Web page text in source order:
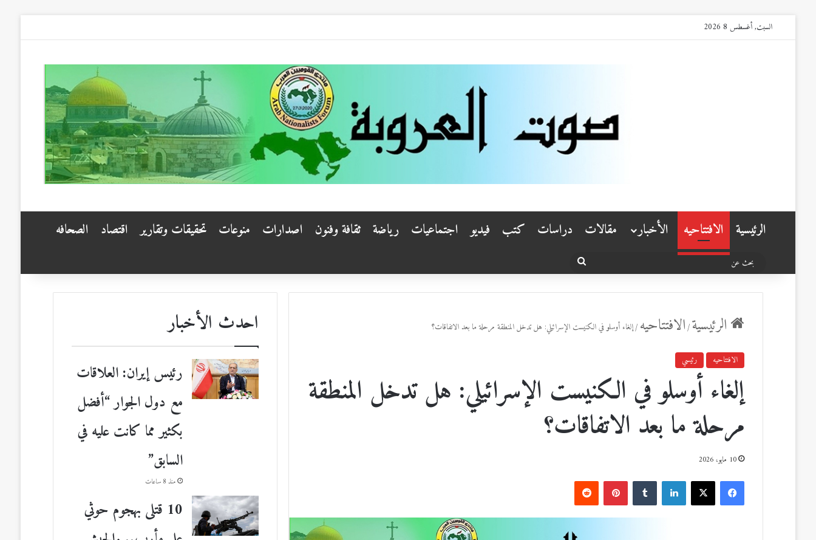
السبت, أغسطس 8 2026
الرئيسية الافتتاحيه الأخبار مقالات دراسات كتب فيديو اجتماعيات رياضة ثقافة وفنون اصدارات منوعات تحقيقات وتقارير اقتصاد الصحافه
بحث
الرئيسية/الافتتاحيه /إلغاء أوسلو في الكنيست الإسرائيلي: هل تدخل المنطقة مرحلة ما بعد الاتفاقات؟
الافتتاحيه رئيسي
إلغاء أوسلو في الكنيست الإسرائيلي: هل تدخل المنطقة
مرحلة ما بعد الاتفاقات؟
10 مايو، 2026
T
ي
R
احدث الأخبار
رئيس إيران: العلاقات
مع دول الجوار “أفضل
بكثير مما كانت عليه في
السابق”
منذ 8 ساعات
10 قتلى بهجوم حوثي